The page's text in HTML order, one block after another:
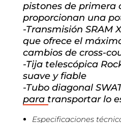
pistones de primera
proporcionan una
-Transmisión SRAM
que ofrece el
cambios de cross-
-Tija telescópica
suave y fiable
-Tubo diagonal
para transportar lo
Especificaciones